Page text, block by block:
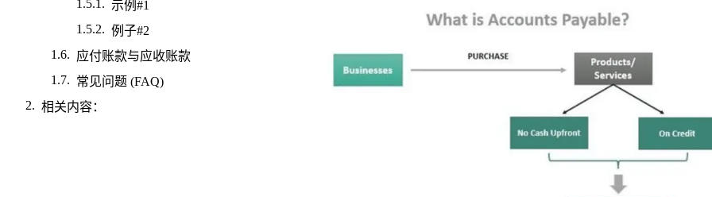
示例#1
例子#2
应付账款与应收账款
常见问题 (FAQ)
相关内容：